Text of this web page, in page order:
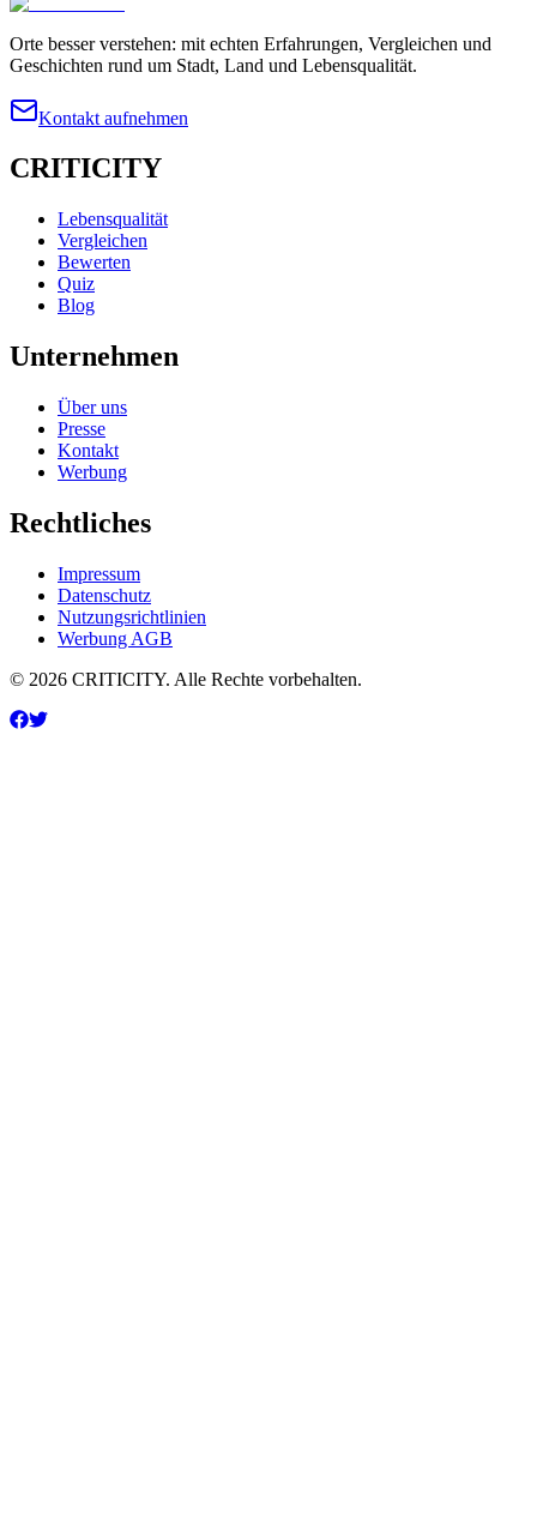
Orte besser verstehen: mit echten Erfahrungen, Vergleichen und
Geschichten rund um Stadt, Land und Lebensqualität.
Kontakt aufnehmen
CRITICITY
Lebensqualität
Vergleichen
Bewerten
Quiz
Blog
Unternehmen
Über uns
Presse
Kontakt
Werbung
Rechtliches
Impressum
Datenschutz
Nutzungsrichtlinien
Werbung AGB
© 2026 CRITICITY. Alle Rechte vorbehalten.